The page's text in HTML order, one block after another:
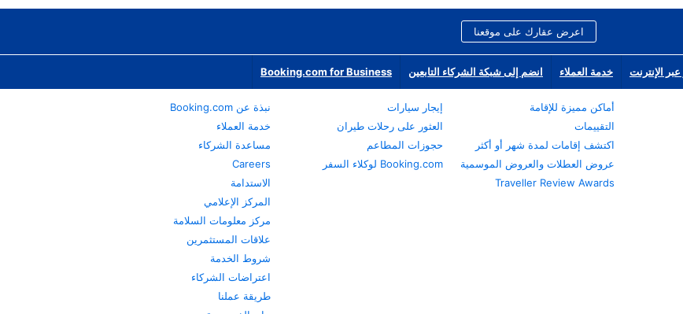
اعرض عقارك على موقعنا
الإنترنت خدمة العملاء انضم إلى شبكة الشركاء التابعين Booking.com for Business
أماكن مميزة للإقامة
التقييمات
اكتشف إقامات لمدة شهر أو أكثر
عروض العطلات والعروض الموسمية
Traveller Review Awards
إيجار سيارات
العثور على رحلات طيران
حجوزات المطاعم
Booking.com لوكلاء السفر
نبذة عن Booking.com
خدمة العملاء
مساعدة الشركاء
Careers
الاستدامة
المركز الإعلامي
مركز معلومات السلامة
علاقات المستثمرين
شروط الخدمة
اعتراضات الشركاء
طريقة عملنا